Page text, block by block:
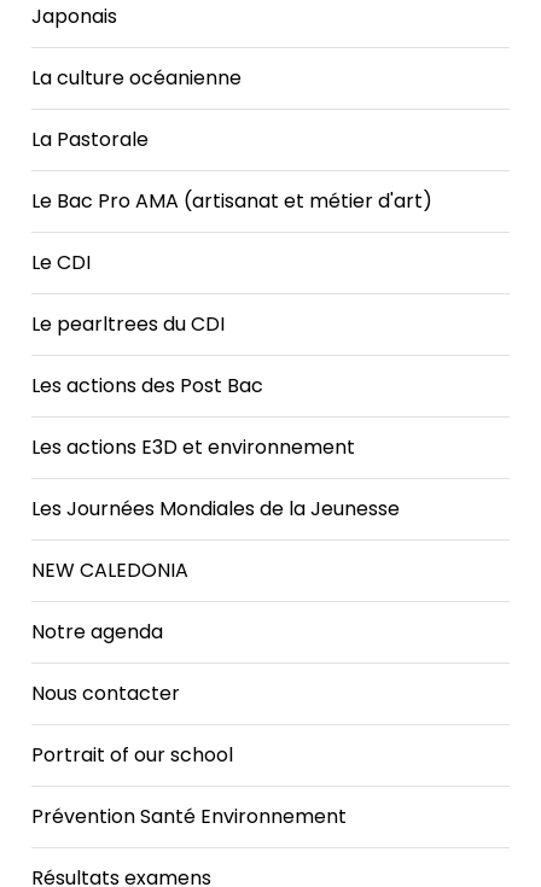
Japonais
La culture océanienne
La Pastorale
Le Bac Pro AMA (artisanat et métier d'art)
Le CDI
Le pearltrees du CDI
Les actions des Post Bac
Les actions E3D et environnement
Les Journées Mondiales de la Jeunesse
NEW CALEDONIA
Notre agenda
Nous contacter
Portrait of our school
Prévention Santé Environnement
Résultats examens